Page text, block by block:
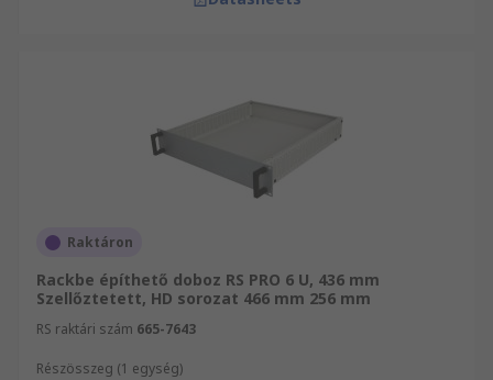
Raktáron
Rackbe építhető doboz RS PRO 6 U, 436 mm
Szellőztetett, HD sorozat 466 mm 256 mm
RS raktári szám 665-7643
Részösszeg (1 egység)